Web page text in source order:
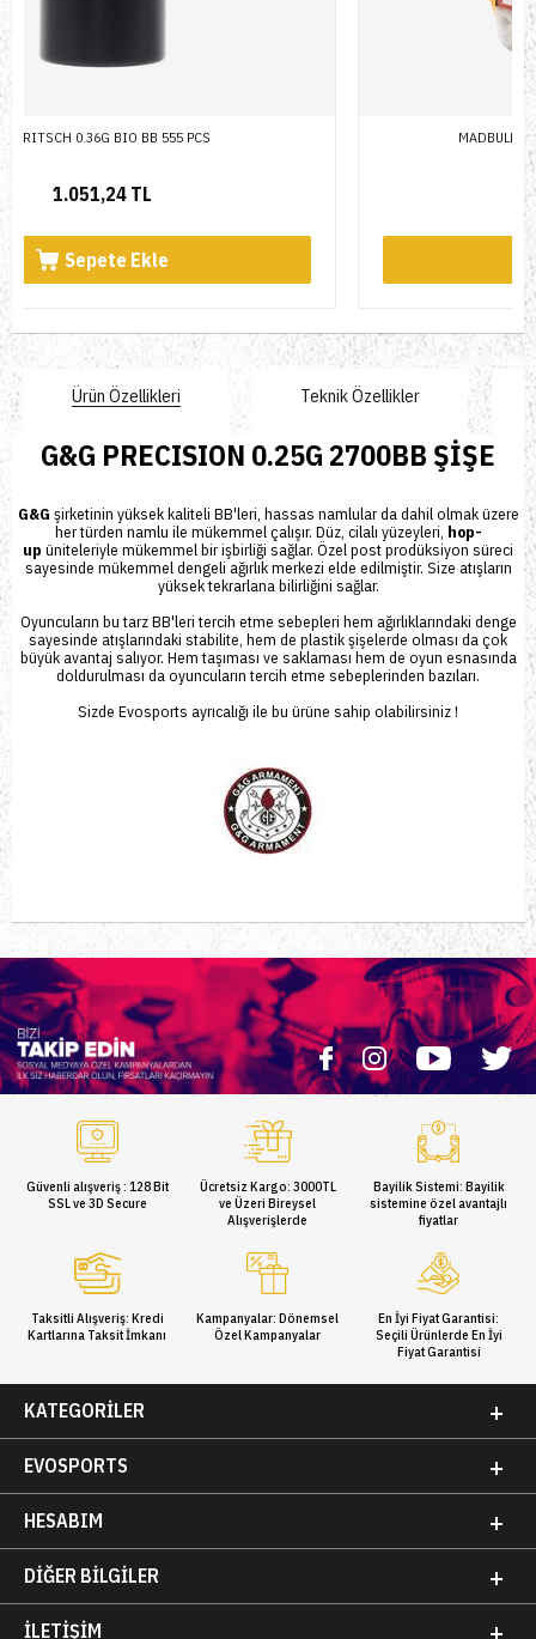
MADBULL HEAVY WHITE 0.43G 2000BB ŞİŞE
Ürün Özellikleri Teknik Özellikler
G&G PRECISION 0.25G 2700BB ŞİŞE
G&G şirketinin yüksek kaliteli BB'leri, hassas namlular da dahil olmak üzere
her türden namlu ile mükemmel çalışır. Düz, cilalı yüzeyleri, hop-
up üniteleriyle mükemmel bir işbirliği sağlar. Özel post prodüksiyon süreci
sayesinde mükemmel dengeli ağırlık merkezi elde edilmiştir. Size atışların
yüksek tekrarlana bilirliğini sağlar.
Oyuncuların bu tarz BB'leri tercih etme sebepleri hem ağırlıklarındaki denge
sayesinde atışlarındaki stabilite, hem de plastik şişelerde olması da çok
büyük avantaj salıyor. Hem taşıması ve saklaması hem de oyun esnasında
doldurulması da oyuncuların tercih etme sebeplerinden bazıları.
Sizde Evosports ayrıcalığı ile bu ürüne sahip olabilirsiniz !
Güvenli alışveriş : 128 Bit
SSL ve 3D Secure
Ücretsiz Kargo: 3000TL
ve Üzeri Bireysel
Alışverişlerde
Bayilik Sistemi: Bayilik
sistemine özel avantajlı
fiyatlar
Taksitli Alışveriş: Kredi
Kartlarına Taksit İmkanı
Kampanyalar: Dönemsel
Özel Kampanyalar
En İyi Fiyat Garantisi:
Seçili Ürünlerde En İyi
Fiyat Garantisi
KATEGORILER
EVOSPORTS
HESABIM
DIĞER BILGILER
İLETIŞIM